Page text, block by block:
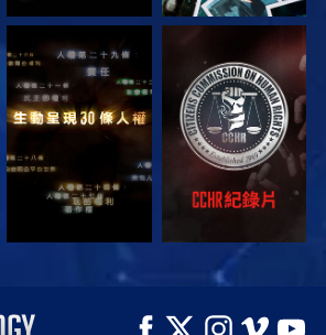
觀看 觀看
探索系列節目